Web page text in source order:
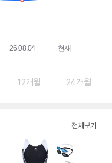
12개월 24개월
전체보기